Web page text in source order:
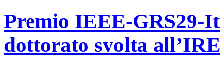
Premio IEEE-GRS29-
dottorato svolta